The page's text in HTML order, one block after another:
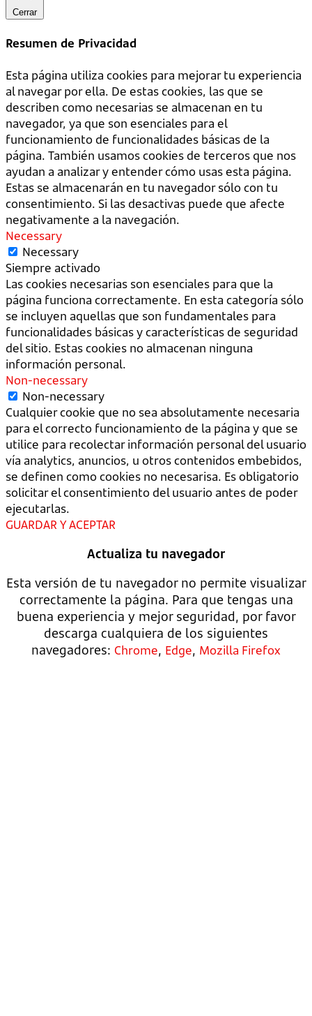
Cerrar
Resumen de Privacidad
Esta página utiliza cookies para mejorar tu experiencia
al navegar por ella. De estas cookies, las que se
describen como necesarias se almacenan en tu
navegador, ya que son esenciales para el
funcionamiento de funcionalidades básicas de la
página. También usamos cookies de terceros que nos
ayudan a analizar y entender cómo usas esta página.
Estas se almacenarán en tu navegador sólo con tu
consentimiento. Si las desactivas puede que afecte
negativamente a la navegación.
Necessary
Necessary
Siempre activado
Las cookies necesarias son esenciales para que la
página funciona correctamente. En esta categoría sólo
se incluyen aquellas que son fundamentales para
funcionalidades básicas y características de seguridad
del sitio. Estas cookies no almacenan ninguna
información personal.
Non-necessary
Non-necessary
Cualquier cookie que no sea absolutamente necesaria
para el correcto funcionamiento de la página y que se
utilice para recolectar información personal del usuario
vía analytics, anuncios, u otros contenidos embebidos,
se definen como cookies no necesarisa. Es obligatorio
solicitar el consentimiento del usuario antes de poder
ejecutarlas.
GUARDAR Y ACEPTAR
Actualiza tu navegador
Esta versión de tu navegador no permite visualizar
correctamente la página. Para que tengas una
buena experiencia y mejor seguridad, por favor
descarga cualquiera de los siguientes
navegadores: Chrome, Edge, Mozilla Firefox